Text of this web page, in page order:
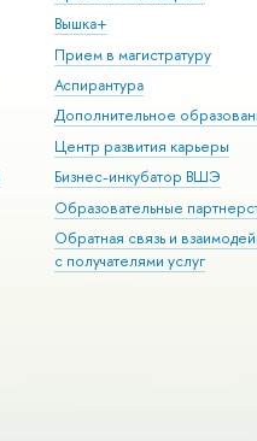
Вышка+
Прием в магистратуру
Аспирантура
Дополнительное
Центр развития карьеры
Бизнес-инкубатор ВШЭ
Образовательные
Обратная связь и
с получателями услуг